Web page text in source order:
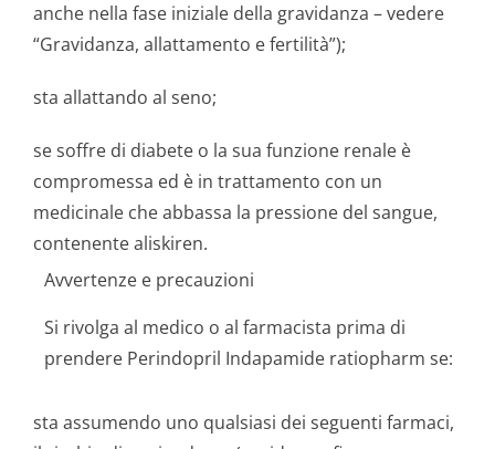
anche nella fase iniziale della gravidanza – vedere
“Gravidanza, allattamento e fertilità”);
sta allattando al seno;
se soffre di diabete o la sua funzione renale è
compromessa ed è in trattamento con un
medicinale che abbassa la pressione del sangue,
contenente aliskiren.
Avvertenze e precauzioni
Si rivolga al medico o al farmacista prima di
prendere Perindopril Indapamide ratiopharm se:
sta assumendo uno qualsiasi dei seguenti farmaci,